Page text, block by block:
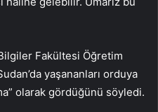
Fakültesi Öğretim
yaşananları orduya
olarak gördüğünü söyledi.